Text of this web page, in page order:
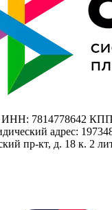
7814778642
адрес:
пр-кт, д. 18 к. 2